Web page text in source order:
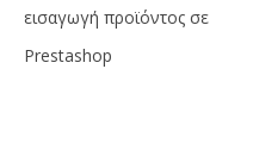
εισαγωγή προϊόντος σε
Prestashop